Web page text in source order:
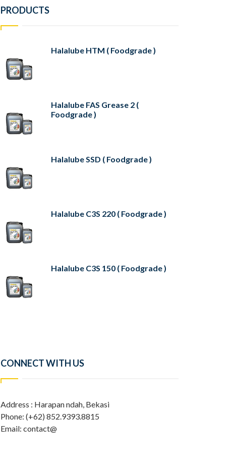
PRODUCTS
Halalube HTM ( Foodgrade )
Halalube FAS Grease 2 (
Foodgrade )
Halalube SSD ( Foodgrade )
Halalube C3S 220 ( Foodgrade )
Halalube C3S 150 ( Foodgrade )
CONNECT WITH US
Address : Harapan ndah, Bekasi
Phone: (+62) 852.9393.8815
Email: contact@